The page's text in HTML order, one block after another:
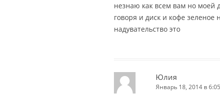
незнаю как всем вам но моей
говоря и диск и кофе зеленое
надувательство это
Юлия
Январь 18, 2014 в